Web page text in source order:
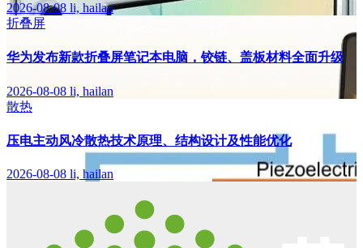
2026-08-08 li, hailan
折叠屏
华为发布新款折叠屏笔记本电脑，铰链、盖板材料全面升级
2026-08-08 li, hailan
散热
压电主动风冷散热技术原理、结构设计及性能优化
2026-08-08 li, hailan